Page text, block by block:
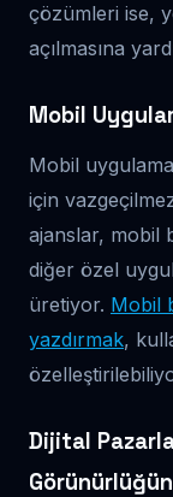
çözümleri ise,
açılmasına
Mobil
Mobil
için
ajanslar, mobil
diğer özel
üretiyor. Mobil
yazdırmak,
Dijital